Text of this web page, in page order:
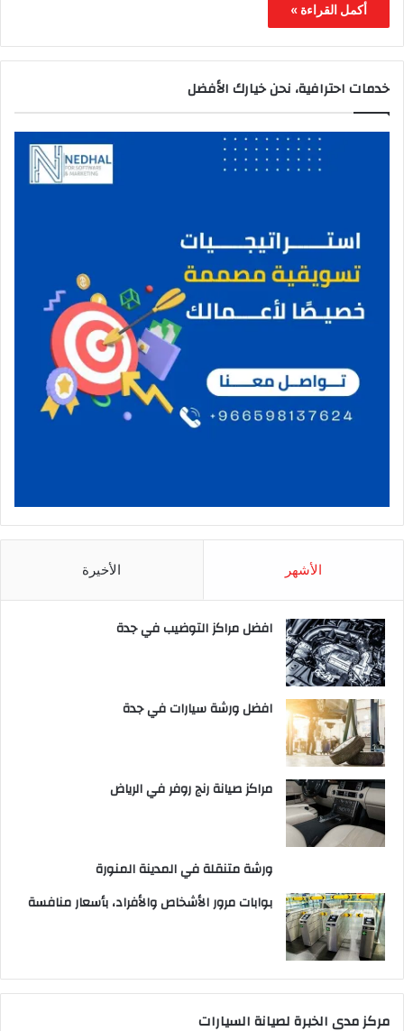
أكمل القراءة »
خدمات احترافية، نحن خيارك الأفضل
الأشهر الأخيرة
افضل مراكز التوضيب في جدة
افضل ورشة سيارات في جدة
مراكز صيانة رنج روفر في الرياض
ورشة متنقلة في المدينة المنورة
بوابات مرور الأشخاص والأفراد، بأسعار منافسة
مركز مدى الخبرة لصيانة السيارات